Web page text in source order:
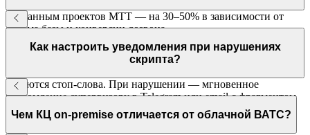
По данным проектов МТТ — на 30–50% в зависимости от
объёма базы и конверсии дозвона.
Как настроить уведомления при нарушениях
скрипта?
Задаются стоп-слова. При нарушении — мгновенное
уведомление супервизору в Telegram или email с фрагментом
записи.
Чем КЦ on-premise отличается от облачной ВАТС?